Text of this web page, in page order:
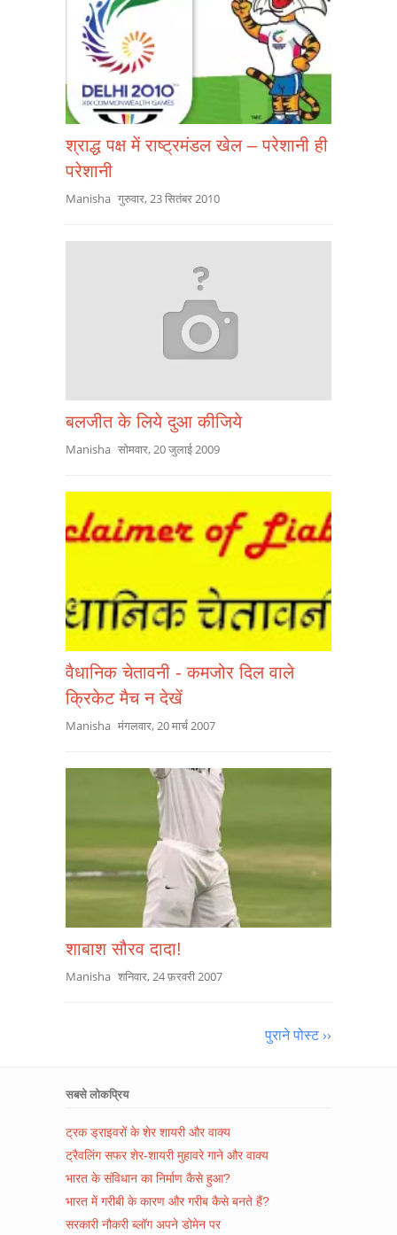
श्राद्ध पक्ष में राष्ट्रमंडल खेल – परेशानी ही
परेशानी
Manisha गुरुवार, 23 सितंबर 2010
बलजीत के लिये दुआ कीजिये
Manisha सोमवार, 20 जुलाई 2009
वैधानिक चेतावनी - कमजोर दिल वाले
क्रिकेट मैच न देखें
Manisha मंगलवार, 20 मार्च 2007
शाबाश सौरव दादा!
Manisha शनिवार, 24 फ़रवरी 2007
पुराने पोस्ट ››
सबसे लोकप्रिय
ट्रक ड्राइवरों के शेर शायरी और वाक्य
ट्रैवलिंग सफर शेर-शायरी मुहावरे गाने और वाक्य
भारत के संविधान का निर्माण कैसे हुआ?
भारत में गरीबी के कारण और गरीब कैसे बनते हैं?
सरकारी नौकरी ब्लॉग अपने डोमेन पर